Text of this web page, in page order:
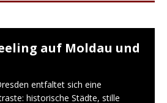
auf Moldau und
entfaltet sich eine
historische Städte, stille